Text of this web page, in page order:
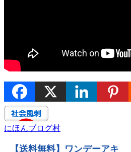
にほんブログ村